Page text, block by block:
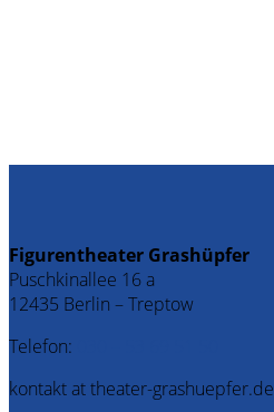
Figurentheater Grashüpfer
Puschkinallee 16 a
12435 Berlin – Treptow
Telefon:
kontakt at theater-grashuepfer.de